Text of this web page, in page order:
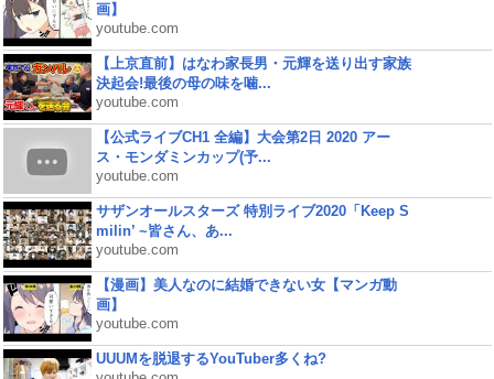
画】
youtube.com
【上京直前】はなわ家長男・元輝を送り出す家族
決起会!最後の母の味を噛...
youtube.com
【公式ライブCH1 全編】大会第2日 2020 アー
ス・モンダミンカップ(予...
youtube.com
サザンオールスターズ 特別ライブ2020「Keep S
milin’ ~皆さん、あ...
youtube.com
【漫画】美人なのに結婚できない女【マンガ動
画】
youtube.com
UUUMを脱退するYouTuber多くね?